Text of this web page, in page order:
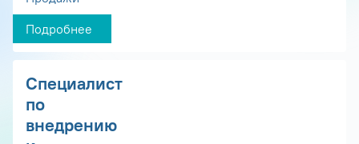
Подробнее
Специалист
по
внедрению